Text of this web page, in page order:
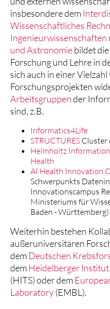
insbesondere dem
Wissenschaftliches
Ingenieurwissenschaften
und Astronomiebildet
Forschung und Lehre in
sich auch in einer
Forschungsprojekten
Arbeitsgruppender
sind, z.B.
Informatics4Life
STRUCTURES Cluster
Helmholtz
Health
AI Health Innovation
Schwerpunkts
Innovationscampus
Ministeriums für
Baden - Württemberg)
Weiterhin bestehen
außeruniversitären
demDeutschen
demHeidelberger
(HITS) oder dem
Laboratory(EMBL).